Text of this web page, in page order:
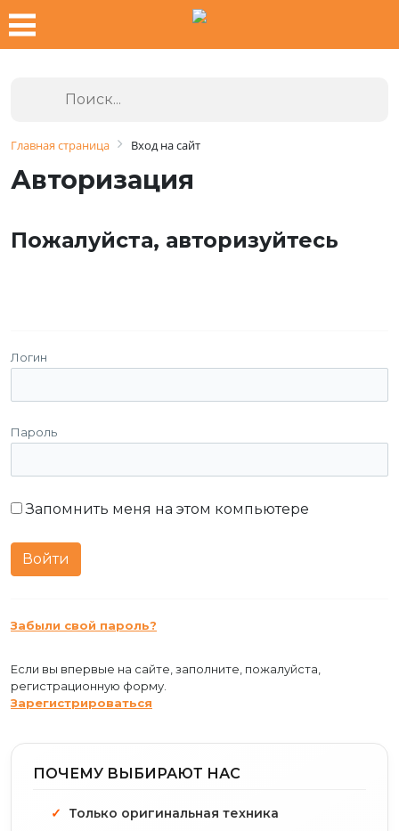
Главная страница Вход на сайт
Авторизация
Пожалуйста, авторизуйтесь
Логин
Пароль
Запомнить меня на этом компьютере
Забыли свой пароль?
Если вы впервые на сайте, заполните, пожалуйста,
регистрационную форму.
Зарегистрироваться
ПОЧЕМУ ВЫБИРАЮТ НАС
Только оригинальная техника